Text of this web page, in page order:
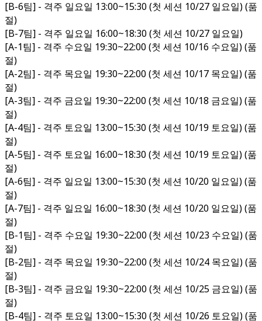
[B-6팀] - 격주 일요일 13:00~15:30 (첫 세션 10/27 일요일) (품
절)
[B-7팀] - 격주 일요일 16:00~18:30 (첫 세션 10/27 일요일)
[A-1팀] - 격주 수요일 19:30~22:00 (첫 세션 10/16 수요일) (품
절)
[A-2팀] - 격주 목요일 19:30~22:00 (첫 세션 10/17 목요일) (품
절)
[A-3팀] - 격주 금요일 19:30~22:00 (첫 세션 10/18 금요일) (품
절)
[A-4팀] - 격주 토요일 13:00~15:30 (첫 세션 10/19 토요일) (품
절)
[A-5팀] - 격주 토요일 16:00~18:30 (첫 세션 10/19 토요일) (품
절)
[A-6팀] - 격주 일요일 13:00~15:30 (첫 세션 10/20 일요일) (품
절)
[A-7팀] - 격주 일요일 16:00~18:30 (첫 세션 10/20 일요일) (품
절)
[B-1팀] - 격주 수요일 19:30~22:00 (첫 세션 10/23 수요일) (품
절)
[B-2팀] - 격주 목요일 19:30~22:00 (첫 세션 10/24 목요일) (품
절)
[B-3팀] - 격주 금요일 19:30~22:00 (첫 세션 10/25 금요일) (품
절)
[B-4팀] - 격주 토요일 13:00~15:30 (첫 세션 10/26 토요일) (품